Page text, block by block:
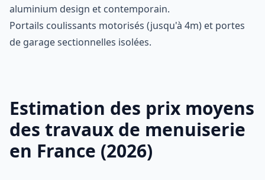
aluminium design et contemporain.
Portails coulissants motorisés (jusqu'à 4m) et portes
de garage sectionnelles isolées.
Estimation des prix moyens
des travaux de menuiserie
en France (2026)